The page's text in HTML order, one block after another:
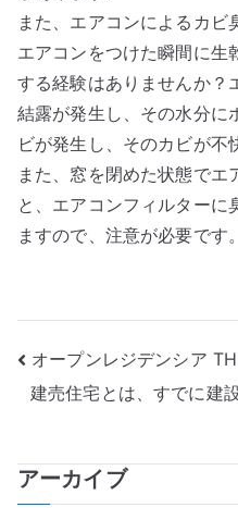
また、エアコンによるカビ
エアコンをつけた瞬間に生
する経験はありませんか？
結露が発生し、その水分に
ビが発生し、そのカビが不
また、窓を閉めた状態でエ
と、エアコンフィルターに
ますので、注意が必要です。
投
稿
ナ
ビ
オープンレジデンシア
建売住宅とは、すでに建
アーカイブ